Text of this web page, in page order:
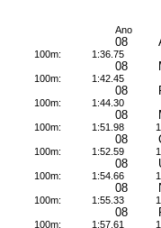
Ano
08
100m: 1:36.75
08
100m: 1:42.45
08
100m: 1:44.30
08
100m: 1:51.98
08
100m: 1:52.59
08
100m: 1:54.66
08
100m: 1:55.33
08
100m: 1:57.61